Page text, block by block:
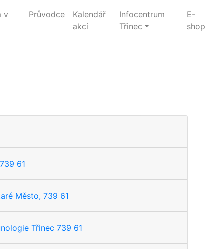
v
Průvodce
Kalendář
akcí
Infocentrum
Třinec
E-
shop
61
Město, 739 61
Třinec 739 61